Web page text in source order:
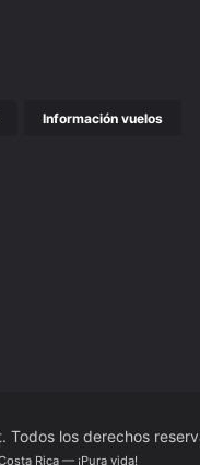
Información vuelos
Todos los derechos
Rica — ¡Pura vida!